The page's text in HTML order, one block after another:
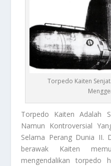
Torpedo Kaiten
Torpedo Kaiten Adalah
Namun Kontroversial
Selama Perang Dunia II.
berawak Kaiten
mengendalikan torpedo